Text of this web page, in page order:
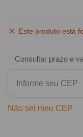
Este produto está
Consultar prazo e
Não sei meu CEP